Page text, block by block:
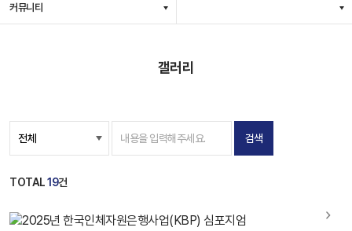
커뮤니티
갤러리
검색
TOTAL19건